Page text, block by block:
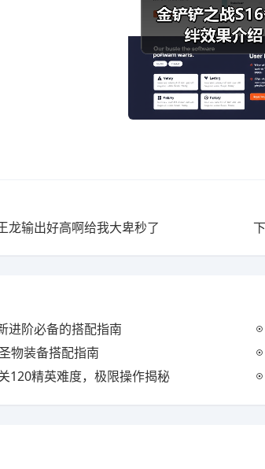
龙输出好高啊给我大卑秒了
进阶必备的搭配指南
物装备搭配指南
120精英难度，极限操作揭秘